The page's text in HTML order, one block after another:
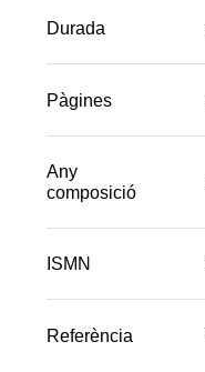
Durada
Pàgines
Any
composició
ISMN
Referència